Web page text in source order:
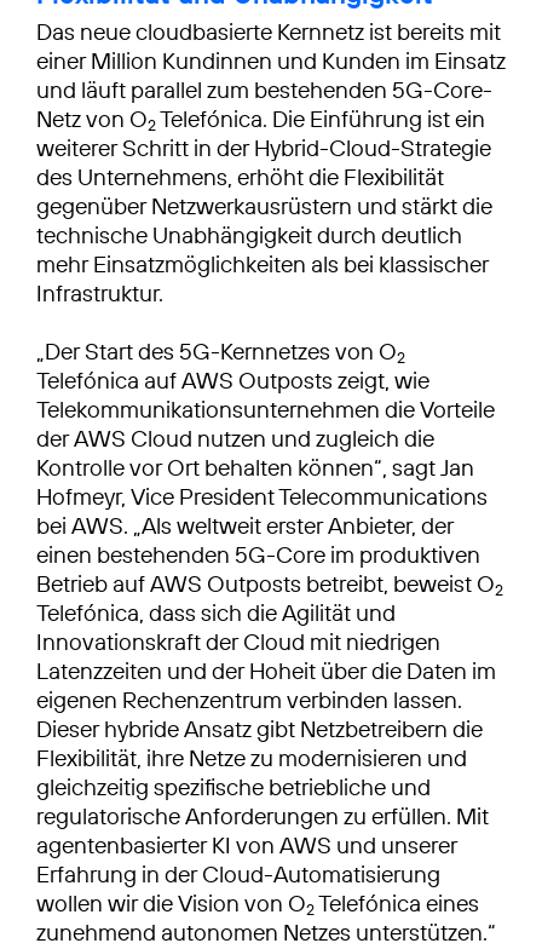
Das neue cloudbasierte Kernnetz ist bereits mit
einer Million Kundinnen und Kunden im Einsatz
und läuft parallel zum bestehenden 5G-Core-
Netz von O2Telefónica. Die Einführung ist ein
weiterer Schritt in der Hybrid-Cloud-Strategie
des Unternehmens, erhöht die Flexibilität
gegenüber Netzwerkausrüstern und stärkt die
technische Unabhängigkeit durch deutlich
mehr Einsatzmöglichkeiten als bei klassischer
Infrastruktur.
„Der Start des 5G-Kernnetzes von O2
Telefónica auf AWS Outposts zeigt, wie
Telekommunikationsunternehmen die Vorteile
der AWS Cloud nutzen und zugleich die
Kontrolle vor Ort behalten können“, sagt Jan
Hofmeyr, Vice President Telecommunications
bei AWS. „Als weltweit erster Anbieter, der
einen bestehenden 5G-Core im produktiven
Betrieb auf AWS Outposts betreibt, beweist O2
Telefónica, dass sich die Agilität und
Innovationskraft der Cloud mit niedrigen
Latenzzeiten und der Hoheit über die Daten im
eigenen Rechenzentrum verbinden lassen.
Dieser hybride Ansatz gibt Netzbetreibern die
Flexibilität, ihre Netze zu modernisieren und
gleichzeitig spezifische betriebliche und
regulatorische Anforderungen zu erfüllen. Mit
agentenbasierter KI von AWS und unserer
Erfahrung in der Cloud-Automatisierung
wollen wir die Vision von O2Telefónica eines
zunehmend autonomen Netzes unterstützen.“